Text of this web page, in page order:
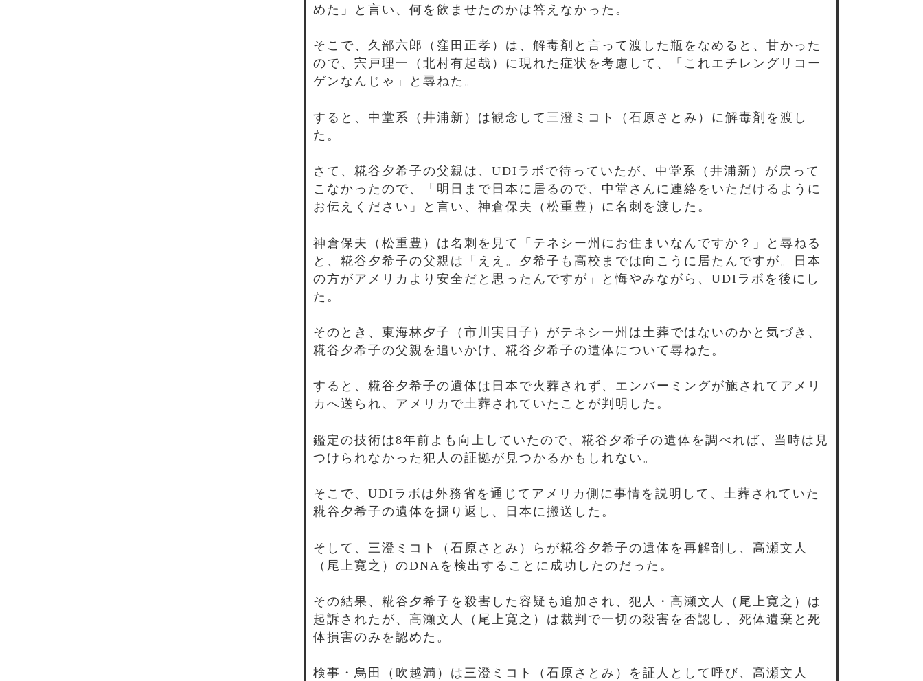
めた」と言い、何を飲ませたのかは答えなかった。
そこで、久部六郎（窪田正孝）は、解毒剤と言って渡した瓶をなめると、甘かった
ので、宍戸理一（北村有起哉）に現れた症状を考慮して、「これエチレングリコー
ゲンなんじゃ」と尋ねた。
すると、中堂系（井浦新）は観念して三澄ミコト（石原さとみ）に解毒剤を渡し
た。
さて、糀谷夕希子の父親は、UDIラボで待っていたが、中堂系（井浦新）が戻って
こなかったので、「明日まで日本に居るので、中堂さんに連絡をいただけるように
お伝えください」と言い、神倉保夫（松重豊）に名刺を渡した。
神倉保夫（松重豊）は名刺を見て「テネシー州にお住まいなんですか？」と尋ねる
と、糀谷夕希子の父親は「ええ。夕希子も高校までは向こうに居たんですが。日本
の方がアメリカより安全だと思ったんですが」と悔やみながら、UDIラボを後にし
た。
そのとき、東海林夕子（市川実日子）がテネシー州は土葬ではないのかと気づき、
糀谷夕希子の父親を追いかけ、糀谷夕希子の遺体について尋ねた。
すると、糀谷夕希子の遺体は日本で火葬されず、エンバーミングが施されてアメリ
カへ送られ、アメリカで土葬されていたことが判明した。
鑑定の技術は8年前よも向上していたので、糀谷夕希子の遺体を調べれば、当時は見
つけられなかった犯人の証拠が見つかるかもしれない。
そこで、UDIラボは外務省を通じてアメリカ側に事情を説明して、土葬されていた
糀谷夕希子の遺体を掘り返し、日本に搬送した。
そして、三澄ミコト（石原さとみ）らが糀谷夕希子の遺体を再解剖し、高瀬文人
（尾上寛之）のDNAを検出することに成功したのだった。
その結果、糀谷夕希子を殺害した容疑も追加され、犯人・高瀬文人（尾上寛之）は
起訴されたが、高瀬文人（尾上寛之）は裁判で一切の殺害を否認し、死体遺棄と死
体損害のみを認めた。
検事・烏田（吹越満）は三澄ミコト（石原さとみ）を証人として呼び、高瀬文人